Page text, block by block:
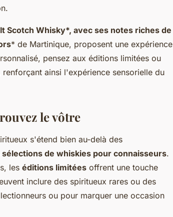
Scotch Whisky*, avec ses notes riches de
* de Martinique, proposent une expérience
pensez aux éditions limitées ou
ainsi l'expérience sensorielle du
le vôtre
s'étend bien au-delà des
sélections de whiskies pour connaisseurs.
les éditions limitées offrent une touche
inclure des spiritueux rares ou des
ou pour marquer une occasion